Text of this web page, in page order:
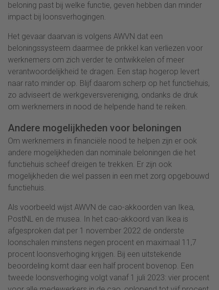
beloning past bij welke functie, geven hebben dan minder
impact bij loonsverhogingen.
Het gevaar daarvan is volgens AWVN dat een
beloningssysteem daarmee de prikkel kan verliezen voor
werknemers om zich verder te ontwikkelen of meer
verantwoordelijkheid te dragen. Een stap hogerop levert
naar rato minder op. Blijf daarom scherp op het functiehuis,
zo adviseert de werkgeversvereniging, ondanks de druk
om werknemers in nood de helpende hand te reiken.
Andere mogelijkheden voor beloningen
Om werknemers in financiële nood te helpen zijn er ook
andere mogelijkheden dan nominale beloningen die het
functiehuis scheef dreigen te trekken. Er zijn ook
mogelijkheden die wel passen in een met zorg opgebouwd
functiehuis.
Als voorbeeld wijst AWVN de cao-akkoorden van Ikea,
PostNL en de musea. In het cao-akkoord van Ikea is
afgesproken dat per 1 november 2022 de onderste
loonschalen minstens negen procent en maximaal 11,7
procent loonsverhoging krijgen. Bij een uitstekende
beoordeling komt daar een half procent bovenop. Een
tweede loonsverhoging volgt vanaf 1 juli 2023: vier procent